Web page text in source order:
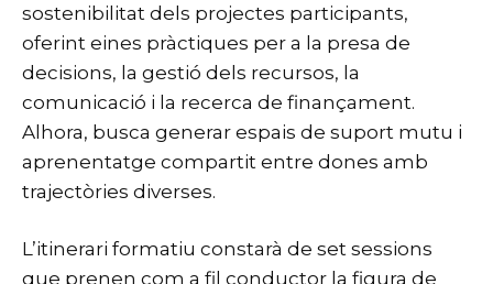
sostenibilitat dels projectes participants,
oferint eines pràctiques per a la presa de
decisions, la gestió dels recursos, la
comunicació i la recerca de finançament.
Alhora, busca generar espais de suport mutu i
aprenentatge compartit entre dones amb
trajectòries diverses.
L’itinerari formatiu constarà de set sessions
que prenen com a fil conductor la figura de